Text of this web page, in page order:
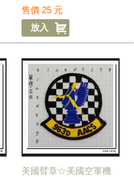
售價25 元
美國臂章☆美國空軍機